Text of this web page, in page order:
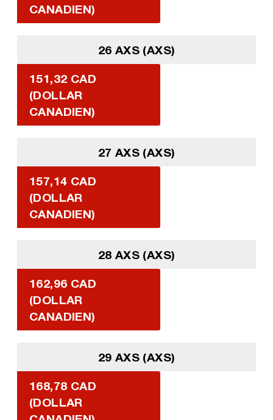
CANADIEN)
26 AXS (AXS)
151,32 CAD
(DOLLAR
CANADIEN)
27 AXS (AXS)
157,14 CAD
(DOLLAR
CANADIEN)
28 AXS (AXS)
162,96 CAD
(DOLLAR
CANADIEN)
29 AXS (AXS)
168,78 CAD
(DOLLAR